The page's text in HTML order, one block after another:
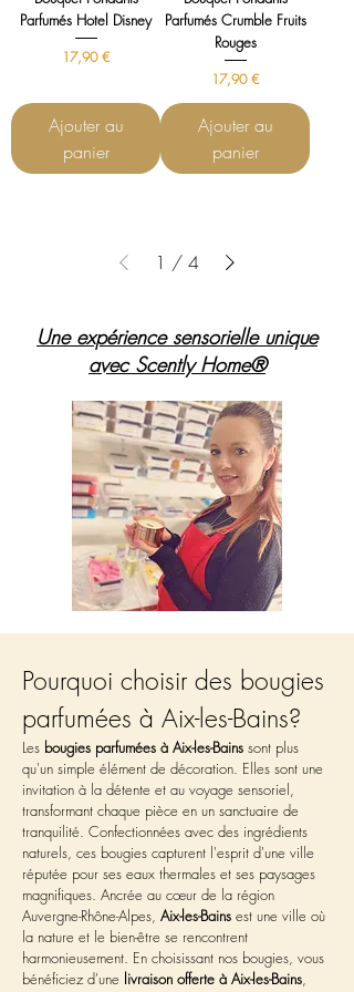
Parfumés Hotel Disney
Prix
17,90 €
Ajouter au
panier
Parfumés Crumble Fruits
Rouges
Prix
17,90 €
Ajouter au
panier
1 / 4
Une expérience sensorielle unique
avec Scently Home®
Pourquoi choisir des bougies
parfumées à Aix-les-Bains?
Les bougies parfumées à Aix-les-Bains sont plus
qu'un simple élément de décoration. Elles sont une
invitation à la détente et au voyage sensoriel,
transformant chaque pièce en un sanctuaire de
tranquilité. Confectionnées avec des ingrédients
naturels, ces bougies capturent l'esprit d'une ville
réputée pour ses eaux thermales et ses paysages
magnifiques. Ancrée au cœur de la région
Auvergne-Rhône-Alpes, Aix-les-Bains est une ville où
la nature et le bien-être se rencontrent
harmonieusement. En choisissant nos bougies, vous
bénéficiez d'une livraison offerte à Aix-les-Bains,